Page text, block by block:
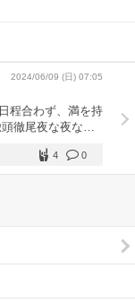
2024/06/09 (日) 07:05
程合わず、満を持
徹尾夜な夜なド
ークレット扱い
披露してないみた
ました！
0
4